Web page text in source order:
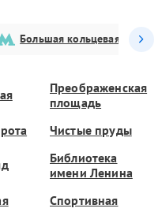
Большая кольцевая
Преображенская
площадь
Чистые пруды
Библиотека
имени Ленина
Спортивная